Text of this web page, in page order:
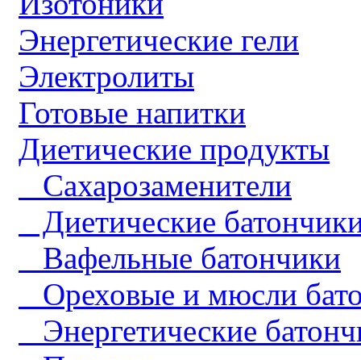
Энергетические гели
Электролиты
Готовые напитки
Диетические продукты
Сахарозаменители
Диетические
Вафельные батончики
Ореховые и мюсли
Энергетические